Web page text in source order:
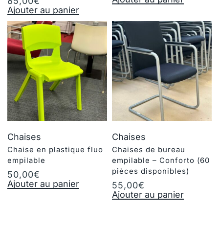
Ajouter au panier
Chaises
Chaise en plastique fluo
empilable
50,00€
Ajouter au panier
Chaises
Chaises de bureau
empilable – Conforto (60
pièces disponibles)
55,00€
Ajouter au panier